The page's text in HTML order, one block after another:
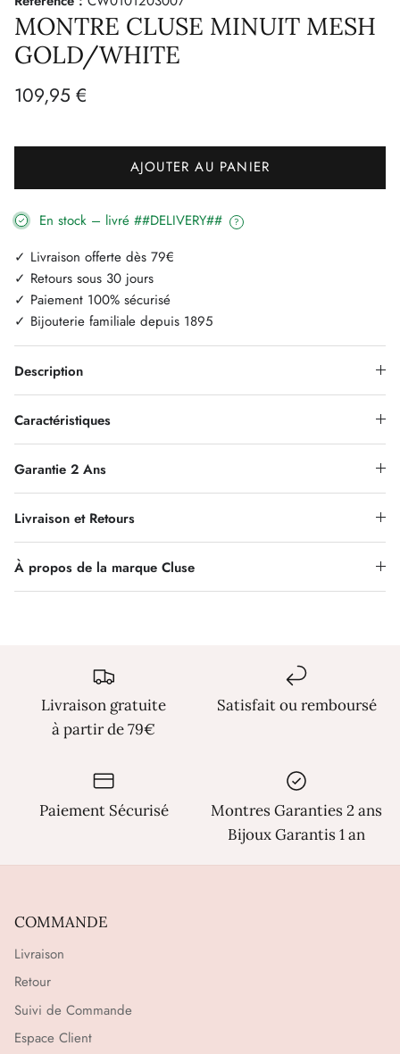
MONTRE CLUSE MINUIT MESH
GOLD/WHITE
109,95 €
AJOUTER AU PANIER
En stock – livré ##DELIVERY## ?
✓ Livraison offerte dès 79€
✓ Retours sous 30 jours
✓ Paiement 100% sécurisé
✓ Bijouterie familiale depuis 1895
Description
Caractéristiques
Garantie 2 Ans
Livraison et Retours
À propos de la marque Cluse
Livraison gratuite
à partir de 79€
Satisfait ou remboursé
Paiement Sécurisé
Montres Garanties 2 ans
Bijoux Garantis 1 an
COMMANDE
Livraison
Retour
Suivi de Commande
Espace Client